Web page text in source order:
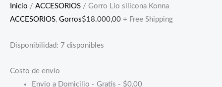
Inicio / ACCESORIOS / Gorro Lio silicona Konna
ACCESORIOS, Gorros$18.000,00 + Free Shipping
Disponibilidad: 7 disponibles
Costo de envío
Envio a Domicilio - Gratis - $0,00